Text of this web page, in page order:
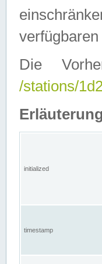
Die
/stations/
initialized
timestamp